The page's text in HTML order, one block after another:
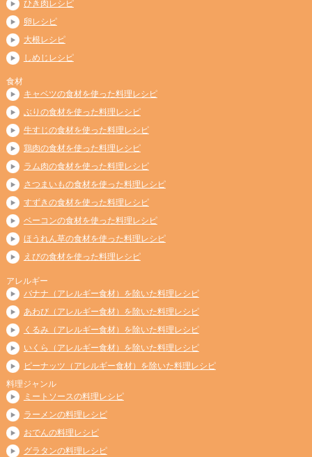
ひき肉レシピ
卵レシピ
大根レシピ
しめじレシピ
食材
キャベツの食材を使った料理レシピ
ぶりの食材を使った料理レシピ
牛すじの食材を使った料理レシピ
鶏肉の食材を使った料理レシピ
ラム肉の食材を使った料理レシピ
さつまいもの食材を使った料理レシピ
すずきの食材を使った料理レシピ
ベーコンの食材を使った料理レシピ
ほうれん草の食材を使った料理レシピ
えびの食材を使った料理レシピ
アレルギー
バナナ（アレルギー食材）を除いた料理レシピ
あわび（アレルギー食材）を除いた料理レシピ
くるみ（アレルギー食材）を除いた料理レシピ
いくら（アレルギー食材）を除いた料理レシピ
ピーナッツ（アレルギー食材）を除いた料理レシピ
料理ジャンル
ミートソースの料理レシピ
ラーメンの料理レシピ
おでんの料理レシピ
グラタンの料理レシピ